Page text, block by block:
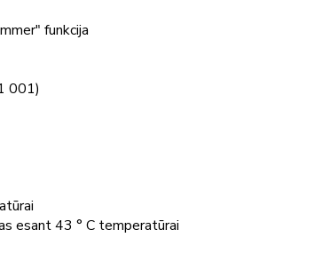
funkcija
001)
esant 43 ° C temperatūrai